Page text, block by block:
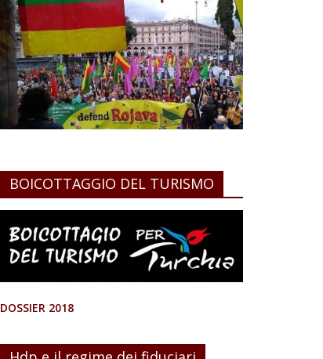
BOICOTTAGGIO DEL TURISMO
DOSSIER 2018